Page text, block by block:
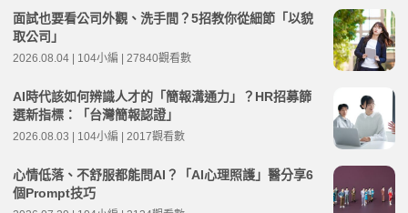
面試也要看公司外觀、洗手間？5招教你從細節「以貌
取公司」
2026.08.04 | 104小編 | 27840觀看數
AI時代該如何辨識人才的「簡報溝通力」？HR招募篩
選新指標：「台灣簡報認證」
2026.08.03 | 104小編 | 2017觀看數
心情低落、不舒服都能問AI？「AI心理照護」醫分享6
個Prompt技巧